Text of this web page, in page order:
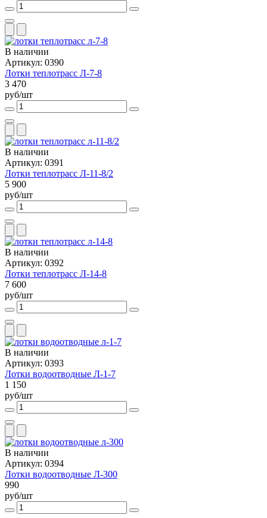
В наличии
Артикул: 0390
Лотки теплотрасс Л-7-8
3 470
руб/шт
В наличии
Артикул: 0391
Лотки теплотрасс Л-11-8/2
5 900
руб/шт
В наличии
Артикул: 0392
Лотки теплотрасс Л-14-8
7 600
руб/шт
В наличии
Артикул: 0393
Лотки водоотводные Л-1-7
1 150
руб/шт
В наличии
Артикул: 0394
Лотки водоотводные Л-300
990
руб/шт